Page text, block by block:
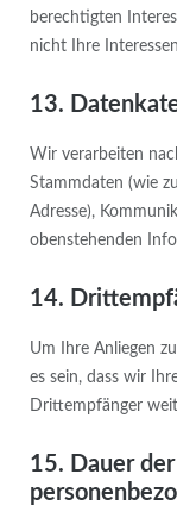
berechtigten
nicht Ihre
13.
Wir verarbeiten
Stammdaten (wie
Adresse),
obenstehenden
14.
Um Ihre Anliegen
es sein, dass wir
Drittempfänger
15. Dauer